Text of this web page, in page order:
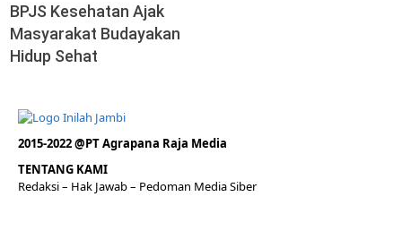
BPJS Kesehatan Ajak
Masyarakat Budayakan
Hidup Sehat
2015-2022 @PT Agrapana Raja Media
TENTANG KAMI
Redaksi– Hak Jawab – Pedoman Media Siber